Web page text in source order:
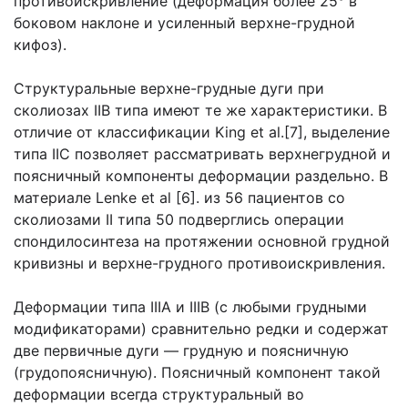
боковом наклоне и усиленный верхне-грудной
кифоз).
Структуральные верхне-грудные дуги при
сколиозах IIВ типа имеют те же характеристики. В
отличие от классификации King et al.[7], выделение
типа IIC позволяет рассматривать верхнегрудной и
поясничный компоненты деформации раздельно. В
материале Lenke et al [6]. из 56 пациентов со
сколиозами II типа 50 подверглись операции
спондилосинтеза на протяжении основной грудной
кривизны и верхне-грудного противоискривления.
Деформации типа IIIА и IIIВ (с любыми грудными
модификаторами) сравнительно редки и содержат
две первичные дуги — грудную и поясничную
(грудопоясничную). Поясничный компонент такой
деформации всегда структуральный во